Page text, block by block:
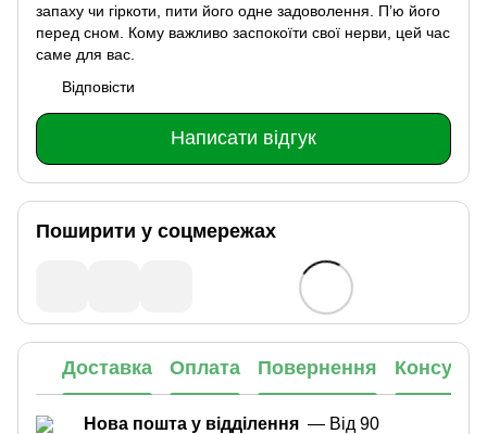
запаху чи гіркоти, пити його одне задоволення. Пʼю його
перед сном. Кому важливо заспокоїти свої нерви, цей час
саме для вас.
Відповісти
Написати відгук
Поширити у соцмережах
Доставка Оплата Повернення
Нова пошта у відділення — Від 90